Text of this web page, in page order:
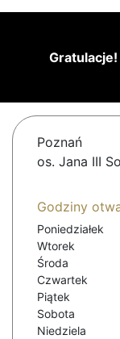
Gratulacje!
Poznań
os. Jana III
Godziny
Poniedziałek
Wtorek
Środa
Czwartek
Piątek
Sobota
Niedziela